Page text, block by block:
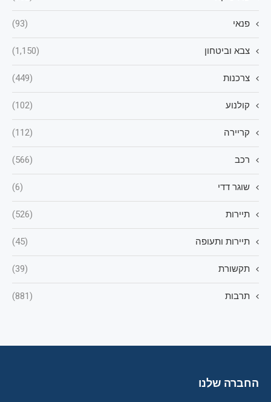
פנאי (93)
צבא וביטחון (1,150)
צרכנות (449)
קולנוע (102)
קריירה (112)
רכב (566)
שוגר דדי (6)
תיירות (526)
תיירות ותעופה (45)
תקשורת (39)
תרבות (881)
החברה שלנו